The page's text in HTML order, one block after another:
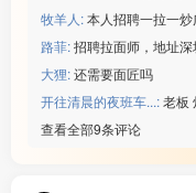
☑️需要厂车,坐班不体检
综合工资55***00/月
微信：www235350
4⃣️昆明手机配件厂
☑️22元/小时
☑️年龄18-45岁（查流
牧羊人:本人招聘一拉一
路菲:招聘拉面师，地址
大狸:还需要面匠吗
开往清晨的夜班车...:老板
查看全部9条评论